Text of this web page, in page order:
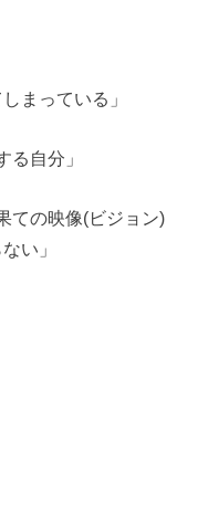
まっている」
る自分」
ての映像(ビジョン)
い」